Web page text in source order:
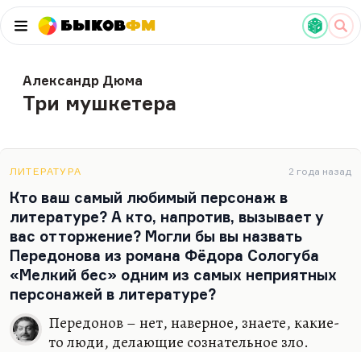
БыковФМ
Александр Дюма
Три мушкетера
ЛИТЕРАТУРА 2 года назад
Кто ваш самый любимый персонаж в
литературе? А кто, напротив, вызывает у
вас отторжение? Могли бы вы назвать
Передонова из романа Фёдора Сологуба
«Мелкий бес» одним из самых неприятных
персонажей в литературе?
Передонов – нет, наверное, знаете, какие-
то люди, делающие сознательное зло.